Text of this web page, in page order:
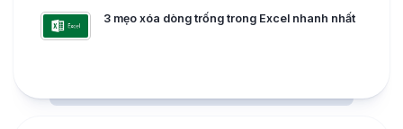
3 mẹo xóa dòng trống trong Excel nhanh nhất